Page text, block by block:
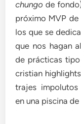
chungo de
próximo MVP de
los que se
que nos hagan
de prácticas
cristian
trajes
en una piscina de